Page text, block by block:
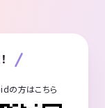
の方はこちら